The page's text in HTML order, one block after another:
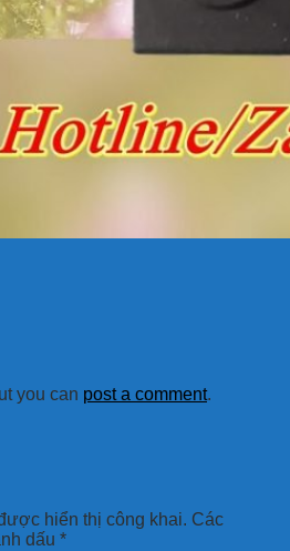
you can post a comment.
hiển thị công khai. Các
dấu *